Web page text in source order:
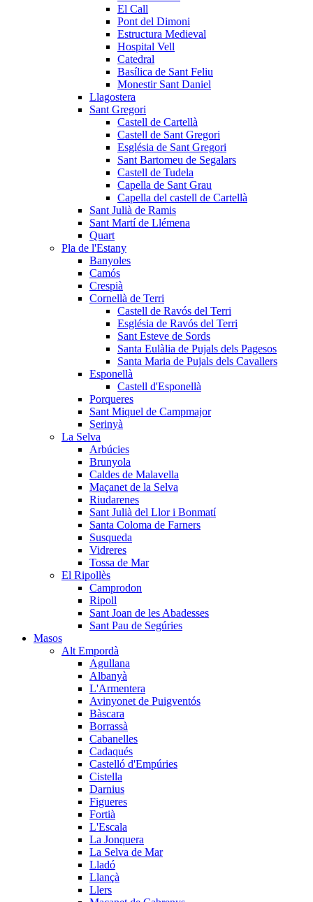
El Call
Pont del Dimoni
Estructura Medieval
Hospital Vell
Catedral
Basílica de Sant Feliu
Monestir Sant Daniel
Llagostera
Sant Gregori
Castell de Cartellà
Castell de Sant Gregori
Església de Sant Gregori
Sant Bartomeu de Segalars
Castell de Tudela
Capella de Sant Grau
Capella del castell de Cartellà
Sant Julià de Ramis
Sant Martí de Llémena
Quart
Pla de l'Estany
Banyoles
Camós
Crespià
Cornellà de Terri
Castell de Ravós del Terri
Església de Ravós del Terri
Sant Esteve de Sords
Santa Eulàlia de Pujals dels Pagesos
Santa Maria de Pujals dels Cavallers
Esponellà
Castell d'Esponellà
Porqueres
Sant Miquel de Campmajor
Serinyà
La Selva
Arbúcies
Brunyola
Caldes de Malavella
Maçanet de la Selva
Riudarenes
Sant Julià del Llor i Bonmatí
Santa Coloma de Farners
Susqueda
Vidreres
Tossa de Mar
El Ripollès
Camprodon
Ripoll
Sant Joan de les Abadesses
Sant Pau de Segúries
Masos
Alt Empordà
Agullana
Albanyà
L'Armentera
Avinyonet de Puigventós
Bàscara
Borrassà
Cabanelles
Cadaqués
Castelló d'Empúries
Cistella
Darnius
Figueres
Fortià
L'Escala
La Jonquera
La Selva de Mar
Lladó
Llançà
Llers